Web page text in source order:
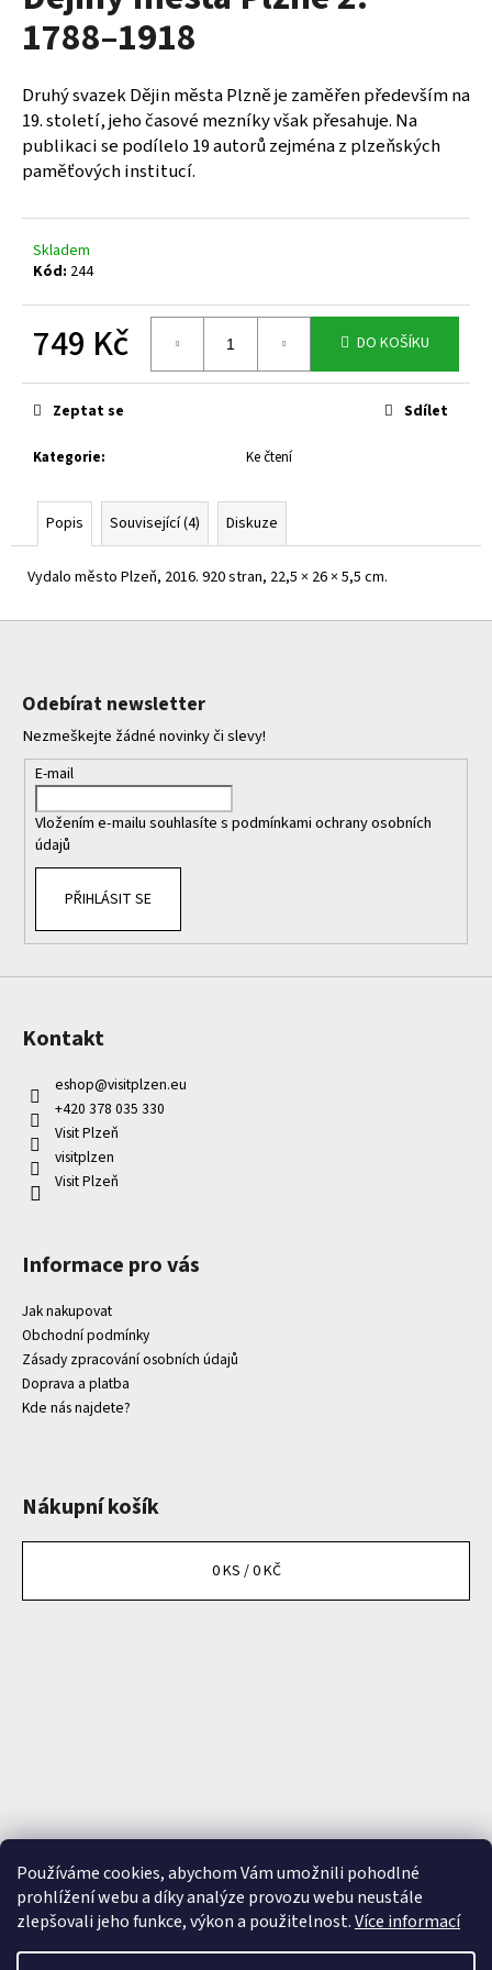
Používáme cookies, abychom Vám umožnili pohodlné
prohlížení webu a díky analýze provozu webu neustále
zlepšovali jeho funkce, výkon a použitelnost.Více informací
0,0
z
hvězdiček.
1788–1918
Druhý svazek Dějin města Plzně je zaměřen především na
19. století, jeho časové mezníky však přesahuje. Na
publikaci se podílelo 19 autorů zejména z plzeňských
paměťových institucí.
Skladem
Kód: 244
749 Kč
cena:
DO KOŠÍKU
Kategorie: Ke čtení
Zeptat se Sdílet
Popis Související (4) Diskuze
Vydalo město Plzeň, 2016. 920 stran, 22,5 × 26 × 5,5 cm.
a
j
í
t
?
o
o
j
e
m
e
Z
Odebírat newsletter
Nezmeškejte žádné novinky či slevy!
E-mail
Vložením e-mailu souhlasíte spodmínkami ochrany osobních
údajů
PŘIHLÁSIT SE
Kontakt
eshop@visitplzen.eu
+420 378 035 330
Visit Plzeň
visitplzen
Visit Plzeň
Informace pro vás
Jak nakupovat
Obchodní podmínky
Zásady zpracování osobních údajů
Doprava a platba
Kde nás najdete?
Nákupní košík
0KS /0 KČ